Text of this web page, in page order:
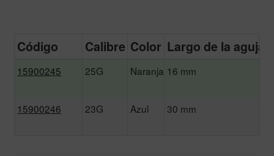
Código Calibre Color Largo de la aguja
15900245 25G Naranja 16 mm
15900246 23G Azul 30 mm